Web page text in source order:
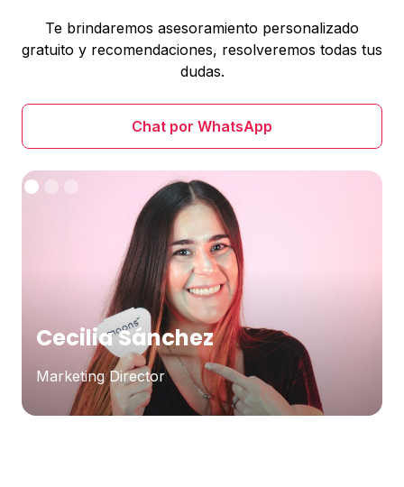
Te brindaremos asesoramiento personalizado
gratuito y recomendaciones, resolveremos todas tus
dudas.
Chat por WhatsApp
Cecilia Sánchez
Marketing Director